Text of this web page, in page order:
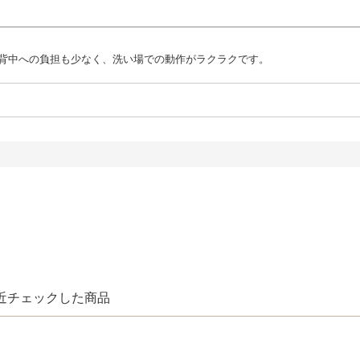
への負担も少なく、洗い場での動作がラクラクです。
チェックした商品